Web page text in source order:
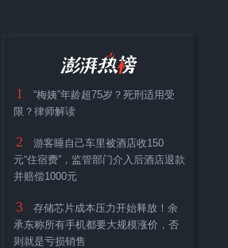
00:20
4岁自闭症男童失踪，全城接力苦
感谢好心人
1
“梅姨”年龄超75岁？死刑适用受
限？律师解读
2
游客睡自己车里被酒店收150
元“住宿费”，监管部门介入后酒店退款
并赔偿1000元
3
存储芯片成本压力开始释放！余
承东称所有手机都要大规模涨价，否
则就是亏损销售